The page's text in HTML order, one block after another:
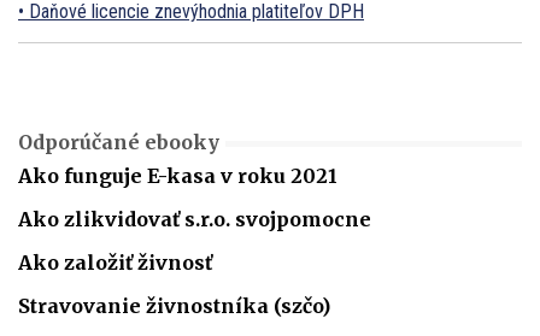
Daňové licencie znevýhodnia platiteľov DPH
Odporúčané ebooky
Ako funguje E-kasa v roku 2021
Ako zlikvidovať s.r.o. svojpomocne
Ako založiť živnosť
Stravovanie živnostníka (szčo)